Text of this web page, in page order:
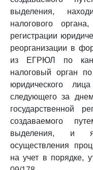
выделения,
налогового
регистрации
реорганизации в
из ЕГРЮЛ по
налоговый орган
юридического
следующего за
государственной
создаваемого
выделения, и
осуществления
на учет в порядке,